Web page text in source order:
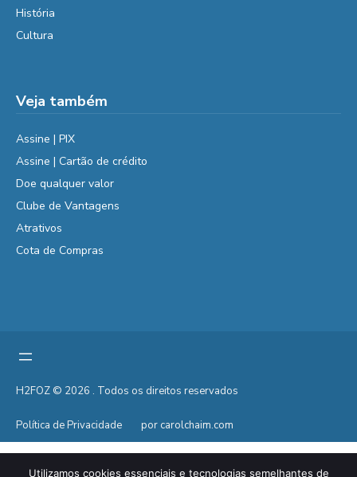
História
Cultura
Veja também
Assine | PIX
Assine | Cartão de crédito
Doe qualquer valor
Clube de Vantagens
Atrativos
Cota de Compras
H2FOZ © 2026 . Todos os direitos reservados
Política de Privacidade por carolchaim.com
Utilizamos cookies essenciais e tecnologias semelhantes de